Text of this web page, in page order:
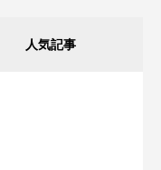
人気記事